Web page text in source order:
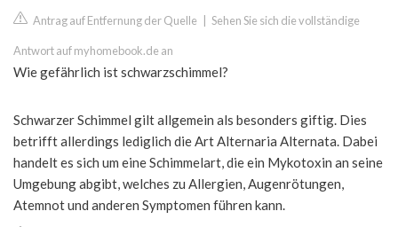
Antrag auf Entfernung der Quelle Sehen Sie sich die vollständige
Antwort auf myhomebook.de an
Wie gefährlich ist schwarzschimmel?
Schwarzer Schimmel gilt allgemein als besonders giftig. Dies
betrifft allerdings lediglich die Art Alternaria Alternata. Dabei
handelt es sich um eine Schimmelart, die ein Mykotoxin an seine
Umgebung abgibt, welches zu Allergien, Augenrötungen,
Atemnot und anderen Symptomen führen kann.